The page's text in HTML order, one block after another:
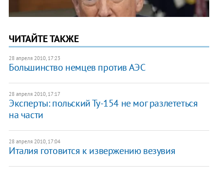
ЧИТАЙТЕ ТАКЖЕ
28 апреля 2010, 17:23
Большинство немцев против АЭС
28 апреля 2010, 17:17
Эксперты: польский Ту-154 не мог разлететься
на части
28 апреля 2010, 17:04
Италия готовится к извержению везувия